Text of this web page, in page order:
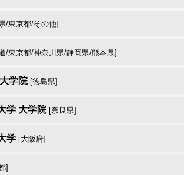
/東京都/その他]
/東京都/神奈川県/静岡県/熊本県]
学院 [徳島県]
学 大学院 [奈良県]
学 [大阪府]
]